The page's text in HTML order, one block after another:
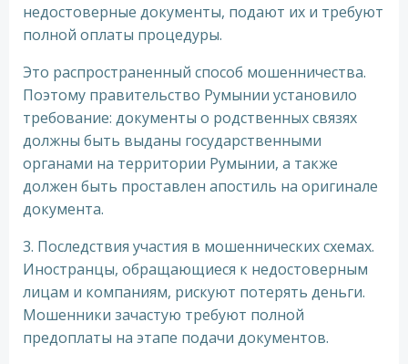
недостоверные документы, подают их и требуют
полной оплаты процедуры.
Это распространенный способ мошенничества.
Поэтому правительство Румынии установило
требование: документы о родственных связях
должны быть выданы государственными
органами на территории Румынии, а также
должен быть проставлен апостиль на оригинале
документа.
3. Последствия участия в мошеннических схемах.
Иностранцы, обращающиеся к недостоверным
лицам и компаниям, рискуют потерять деньги.
Мошенники зачастую требуют полной
предоплаты на этапе подачи документов.